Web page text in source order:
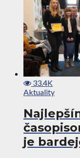
33.4K
Aktuality
je